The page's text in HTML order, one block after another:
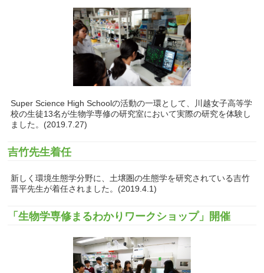
Super Science High Schoolの活動の一環として、川越女子高等学
校の生徒13名が生物学専修の研究室において実際の研究を体験し
ました。(2019.7.27)
吉竹先生着任
新しく環境生態学分野に、土壌圏の生態学を研究されている吉竹
晋平先生が着任されました。(2019.4.1)
「生物学専修まるわかりワークショップ」開催